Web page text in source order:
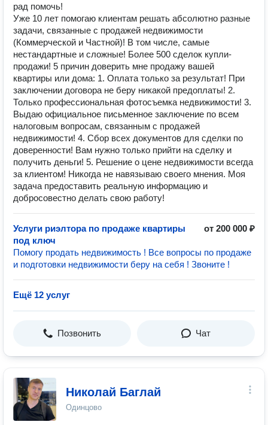
рад помочь!
Уже 10 лет помогаю клиентам решать абсолютно разные
задачи, связанные с продажей недвижимости
(Коммерческой и Частной)! В том числе, самые
нестандартные и сложные! Более 500 сделок купли-
продажи! 5 причин доверить мне продажу вашей
квартиры или дома: 1. Оплата только за результат! При
заключении договора не беру никакой предоплаты! 2.
Только профессиональная фотосъемка недвижимости! 3.
Выдаю официальное письменное заключение по всем
налоговым вопросам, связанным с продажей
недвижимости! 4. Сбор всех документов для сделки по
доверенности! Вам нужно только прийти на сделку и
получить деньги! 5. Решение о цене недвижимости всегда
за клиентом! Никогда не навязываю своего мнения. Моя
задача предоставить реальную информацию и
добросовестно делать свою работу!
Услуги риэлтора по продаже квартиры
под ключ
от 200 000 ₽
Помогу продать недвижимость ! Все вопросы по продаже
и подготовки недвижимости беру на себя ! Звоните !
Ещё 12 услуг
Позвонить Чат
Николай Баглай
Одинцово